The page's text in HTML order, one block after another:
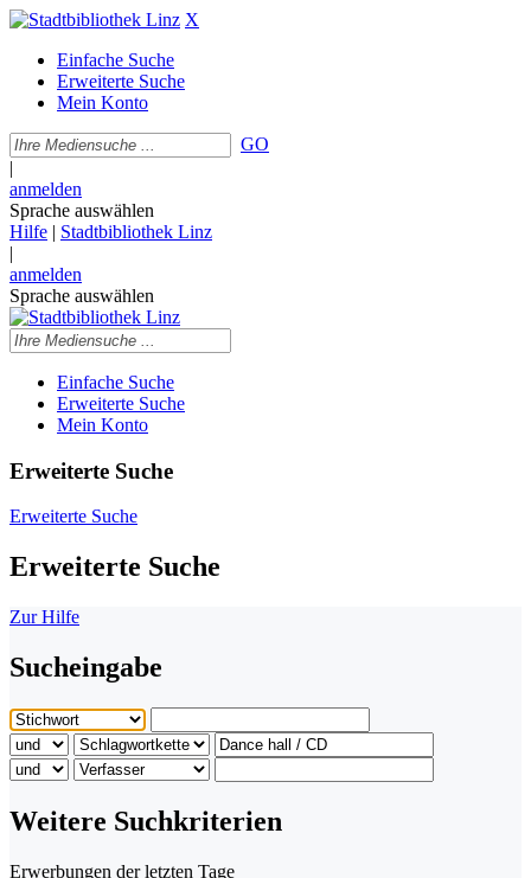
X
Einfache Suche
Erweiterte Suche
Mein Konto
GO
|
anmelden
Sprache auswählen
Hilfe | Stadtbibliothek Linz
|
anmelden
Sprache auswählen
Einfache Suche
Erweiterte Suche
Mein Konto
Erweiterte Suche
Erweiterte Suche
Erweiterte Suche
Zur Hilfe
Sucheingabe
Weitere Suchkriterien
Erwerbungen der letzten Tage